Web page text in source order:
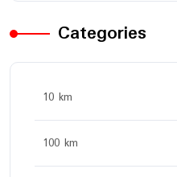
Categories
10 km
100 km